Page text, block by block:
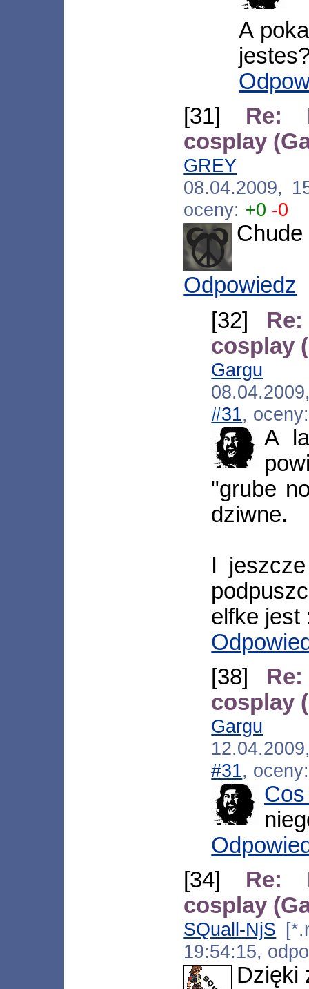
A
[31] Re:
cosplay
GREY
08.04.2009,
oceny: +0 -0
Odpowiedz
[32]
cosplay
Gargu
#31,
A
"grube
dziwne.
I
elfke jest
[38]
cosplay
Gargu
#31,
[34] Re:
cosplay
SQuall-NjS
19:54:15,
Dzięki